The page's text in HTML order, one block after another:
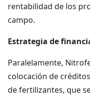
rentabilidad de los
campo.
Estrategia de
Paralelamente,
colocación de
de fertilizantes, que